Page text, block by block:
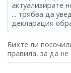
актуализирате
... трябва да
декларация
Бихте ли
правила, за да